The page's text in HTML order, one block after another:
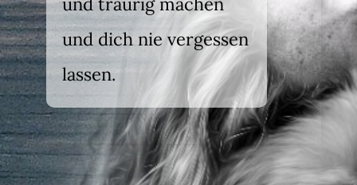
und dich nie vergessen
lassen.